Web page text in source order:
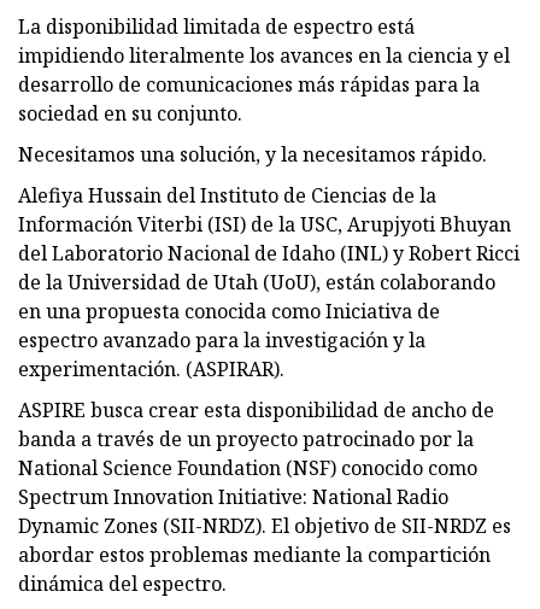
La disponibilidad limitada de espectro está
impidiendo literalmente los avances en la ciencia y el
desarrollo de comunicaciones más rápidas para la
sociedad en su conjunto.
Necesitamos una solución, y la necesitamos rápido.
Alefiya Hussain del Instituto de Ciencias de la
Información Viterbi (ISI) de la USC, Arupjyoti Bhuyan
del Laboratorio Nacional de Idaho (INL) y Robert Ricci
de la Universidad de Utah (UoU), están colaborando
en una propuesta conocida como Iniciativa de
espectro avanzado para la investigación y la
experimentación. (ASPIRAR).
ASPIRE busca crear esta disponibilidad de ancho de
banda a través de un proyecto patrocinado por la
National Science Foundation (NSF) conocido como
Spectrum Innovation Initiative: National Radio
Dynamic Zones (SII-NRDZ). El objetivo de SII-NRDZ es
abordar estos problemas mediante la compartición
dinámica del espectro.